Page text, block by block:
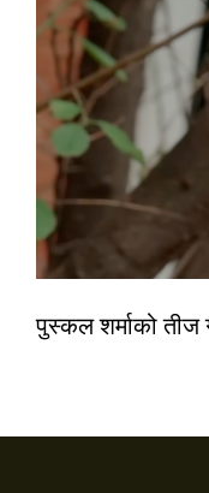
पुस्कल शर्माको तीज